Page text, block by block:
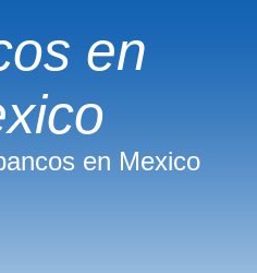
en
en Mexico